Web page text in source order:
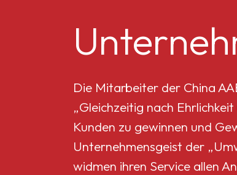
Mikro-Titandioxid MT-
Celluloseacetatbutyrat
551-0,01
Die Mitarbeiter der China
„Gleichzeitig nach
Kunden zu gewinnen und
Unternehmensgeist der
widmen ihren Service allen